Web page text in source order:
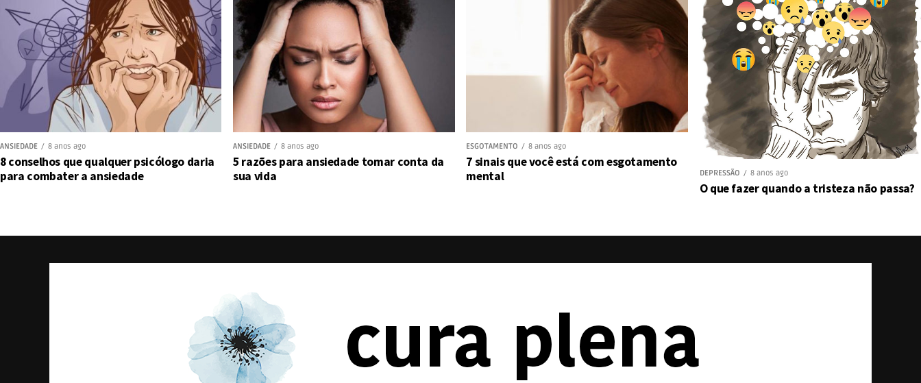
ANSIEDADE 8 anos ago
8 conselhos que qualquer psicólogo daria
para combater a ansiedade
ANSIEDADE 8 anos ago
5 razões para ansiedade tomar conta da
sua vida
ESGOTAMENTO 8 anos ago
7 sinais que você está com esgotamento
mental
DEPRESSÃO 8 anos ago
O que fazer quando a tristeza não passa?